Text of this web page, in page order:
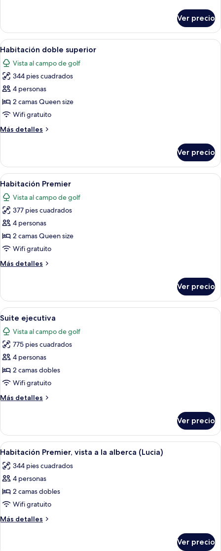
Suite
Ver precio
Abrir
todas
las
fotos
de
Habitación
doble
Habitación de hotel con cama,
6
Habitación doble superior
Vista al campo de golf
344 pies cuadrados
4 personas
2 camas Queen size
Wifi gratuito
Más detalles
Más
doble
superior
Ver precio
Abrir
todas
las
fotos
de
Habitación
Premier
Ropa de cama de alta calidad,
8
Habitación Premier
Vista al campo de golf
377 pies cuadrados
4 personas
2 camas Queen size
Wifi gratuito
Más detalles
Más
Premier
Ver precio
Abrir
todas
las
fotos
de
Suite
ejecutiva
Una habitación de hotel moderna
6
Suite ejecutiva
Vista al campo de golf
775 pies cuadrados
4 personas
2 camas dobles
Wifi gratuito
Más detalles
Más
ejecutiva
Ver precio
Abrir
todas
las
fotos
de
Habitación
Premier,
vista
la
Habitación de hotel con dos camas,
6
Habitación Premier, vista a la alberca (Lucia)
344 pies cuadrados
4 personas
2 camas dobles
Wifi gratuito
Más detalles
Más
Ver precio